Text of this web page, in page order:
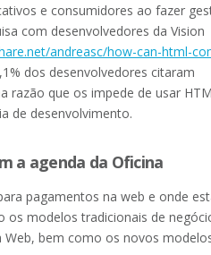
e consumidores ao fazer
com desenvolvedores da Vision
andreasc/how-can-html-
dos desenvolvedores citaram
razão que os impede de usar
de desenvolvimento.
a agenda da Oficina
pagamentos na web e onde
os modelos tradicionais de
bem como os novos